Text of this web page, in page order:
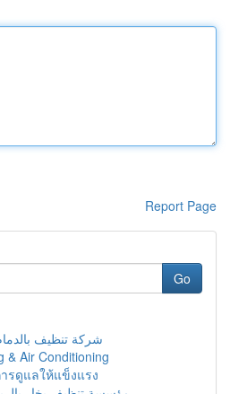
Report Page
Go
شركة تنظيف
& Air Conditioning
รดูแลให้แข็งแรง